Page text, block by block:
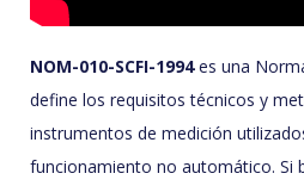
NOM-010-SCFI-1994es una
define los requisitos técnicos y
instrumentos de medición
funcionamiento no automático. Si